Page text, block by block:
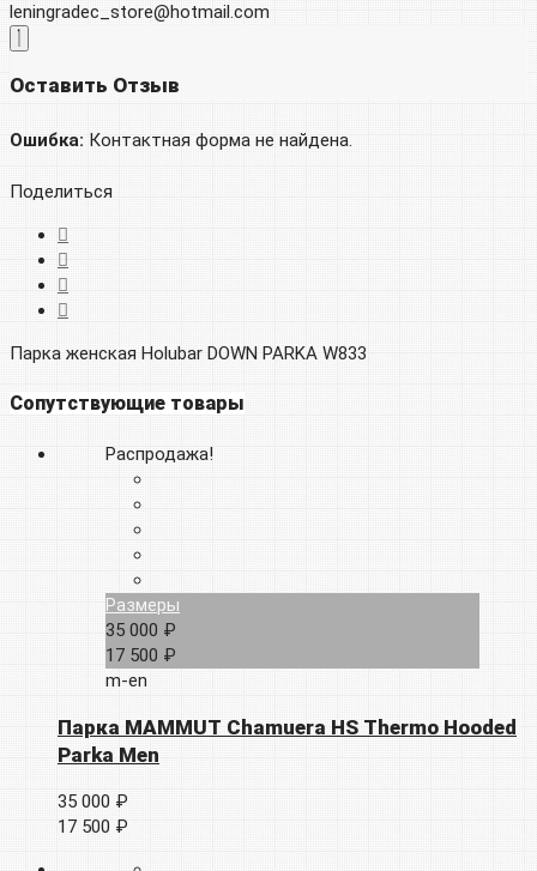
leningradec_store@hotmail.com
Оставить Отзыв
Ошибка: Контактная форма не найдена.
Поделиться
Парка женская Holubar DOWN PARKA W833
Сопутствующие товары
Распродажа!
Размеры
35 000 ₽
17 500 ₽
m-en
Парка MAMMUT Chamuera HS Thermo Hooded
Parka Men
35 000 ₽
17 500 ₽